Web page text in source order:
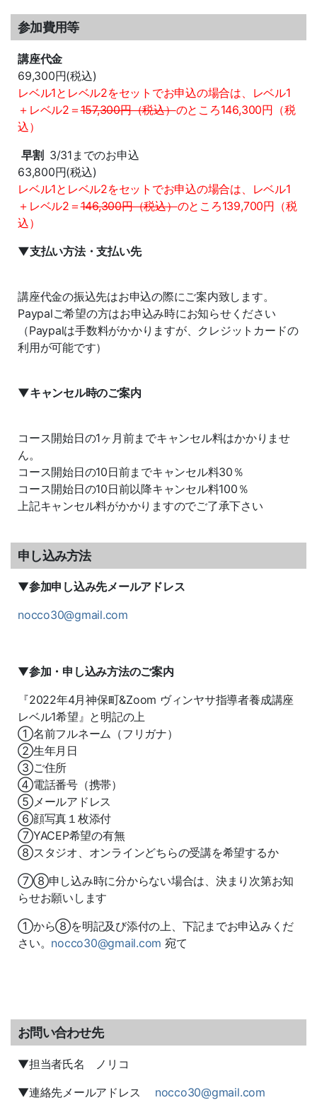
参加費用等
講座代金
69,300円(税込)
レベル1とレベル2をセットでお申込の場合は、レベル1
＋レベル2＝157,300円（税込）のところ146,300円（税
込）
早割 3/31までのお申込
63,800円(税込)
レベル1とレベル2をセットでお申込の場合は、レベル1
＋レベル2＝146,300円（税込）のところ139,700円（税
込）
▼支払い方法・支払い先
講座代金の振込先はお申込の際にご案内致します。
Paypalご希望の方はお申込み時にお知らせください
（Paypalは手数料がかかりますが、クレジットカードの
利用が可能です）
▼キャンセル時のご案内
コース開始日の1ヶ月前までキャンセル料はかかりませ
ん。
コース開始日の10日前までキャンセル料30％
コース開始日の10日前以降キャンセル料100％
上記キャンセル料がかかりますのでご了承下さい
申し込み方法
▼参加申し込み先メールアドレス
nocco30@gmail.com
▼参加・申し込み方法のご案内
『2022年4月神保町&Zoom ヴィンヤサ指導者養成講座
レベル1希望』と明記の上
①名前フルネーム（フリガナ）
②生年月日
③ご住所
④電話番号（携帯）
⑤メールアドレス
⑥顔写真１枚添付
⑦YACEP希望の有無
⑧スタジオ、オンラインどちらの受講を希望するか
⑦⑧申し込み時に分からない場合は、決まり次第お知
らせお願いします
①から⑧を明記及び添付の上、下記までお申込みくだ
さい。 nocco30@gmail.com 宛て
お問い合わせ先
▼担当者氏名 ノリコ
▼連絡先メールアドレス nocco30@gmail.com